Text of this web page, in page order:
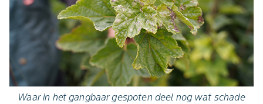
Waar in het gangbaar gespoten deel nog wat schade